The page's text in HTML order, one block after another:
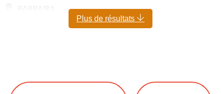
Plus de résultats